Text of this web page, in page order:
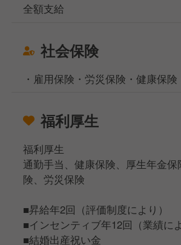
全額支給
社会保険
・雇用保険・労災保険・健康保
福利厚生
福利厚生
通勤手当、健康保険、厚生年金保
険、労災保険
■昇給年2回（評価制度により）
■インセンティブ年12回（業績に
■結婚出産祝い金